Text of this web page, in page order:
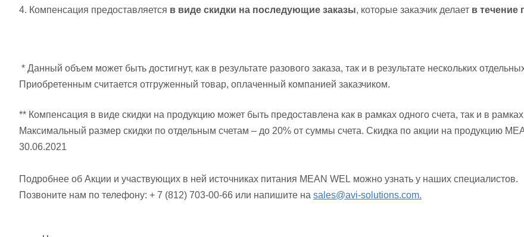
4. Компенсация предоставляется в виде скидки на последующие заказы, которые заказчик делает в течение
* Данный объем может быть достигнут, как в результате разового заказа, так и в результате нескольких
Приобретенным считается отгруженный товар, оплаченный компанией заказчиком.
** Компенсация в виде скидки на продукцию может быть предоставлена как в рамках одного счета, так и в рамках
Максимальный размер скидки по отдельным счетам – до 20% от суммы счета. Скидка по акции на продукцию
30.06.2021
Подробнее об Акции и участвующих в ней источниках питания MEAN WEL можно узнать у наших специалистов.
Позвоните нам по телефону: + 7 (812) 703-00-66 или напишите на sales@avi-solutions.com.